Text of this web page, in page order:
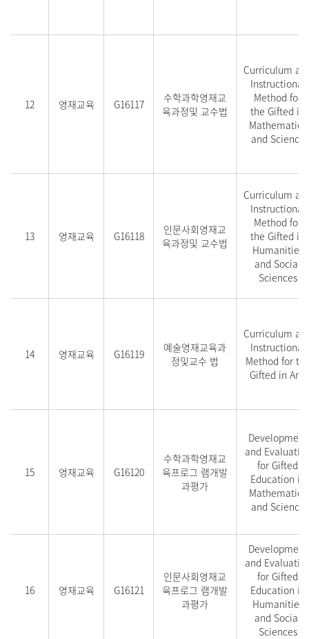
12 영재교육 G16117
수학과학영재교
육과정및 교수법
Curriculum
Instructional
Method for
the Gifted in
Mathematics
and Science
13 영재교육 G16118
인문사회영재교
육과정및 교수법
Curriculum
Instructional
Method for
the Gifted in
Humanities
and Social
Sciences
14 영재교육 G16119
예술영재교육과
정및교수 법
Curriculum
Instructional
Method for
Gifted in Arts
15 영재교육 G16120
수학과학영재교
육프로그 램개발
과평가
Development
and
for Gifted
Education in
Mathematics
and Science
16 영재교육 G16121
인문사회영재교
육프로그 램개발
과평가
Development
and
for Gifted
Education in
Humanities
and Social
Sciences